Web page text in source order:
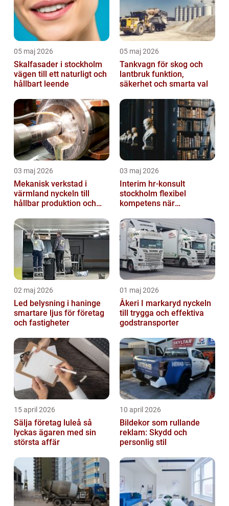
05 maj 2026
Skalfasader i stockholm
vägen till ett naturligt och
hållbart leende
05 maj 2026
Tankvagn för skog och
lantbruk funktion,
säkerhet och smarta val
03 maj 2026
Mekanisk verkstad i
värmland nyckeln till
hållbar produktion och
03 maj 2026
Interim hr-konsult
stockholm flexibel
kompetens när
stöd
02 maj 2026
Led belysning i haninge
smartare ljus för företag
och fastigheter
01 maj 2026
Åkeri I markaryd nyckeln
till trygga och effektiva
godstransporter
15 april 2026
Sälja företag luleå så
lyckas ägaren med sin
största affär
10 april 2026
Bildekor som rullande
reklam: Skydd och
personlig stil